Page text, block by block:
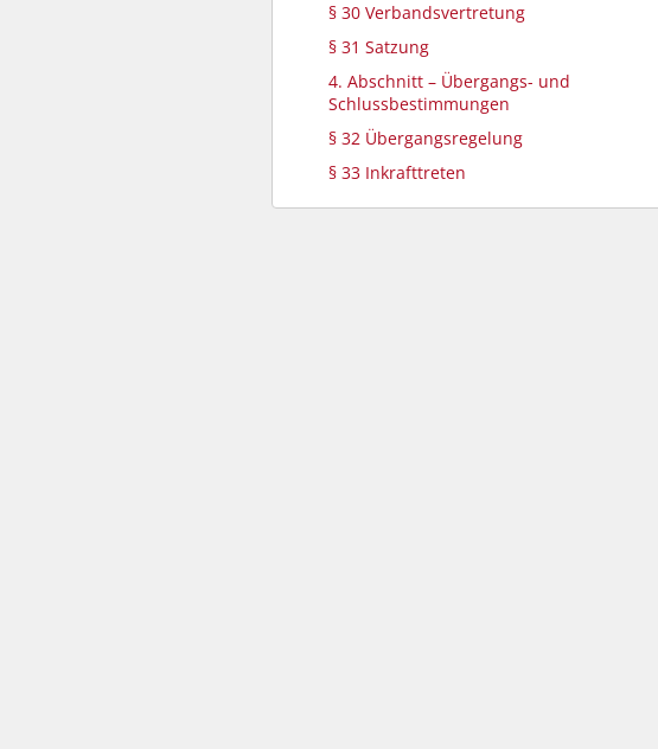
§ 30 Verbandsvertretung
§ 31 Satzung
4. Abschnitt – Übergangs- und
Schlussbestimmungen
§ 32 Übergangsregelung
§ 33 Inkrafttreten